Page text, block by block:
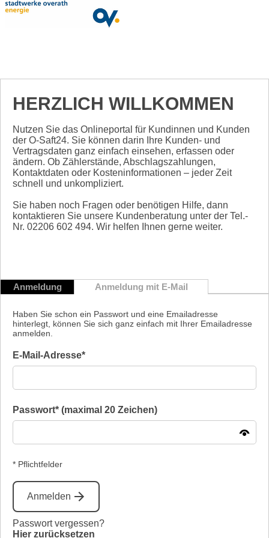
Anmeldung Anmeldung mit E-Mail
Haben Sie schon ein Passwort und eine Emailadresse
hinterlegt, können Sie sich ganz einfach mit Ihrer Emailadresse
anmelden.
E-Mail-Adresse*
Passwort* (maximal 20 Zeichen)
* Pflichtfelder
Anmelden
Passwort vergessen?
Hier zurücksetzen
HERZLICH WILLKOMMEN
Nutzen Sie das Onlineportal für Kundinnen und Kunden
der O-Saft24. Sie können darin Ihre Kunden- und
Vertragsdaten ganz einfach einsehen, erfassen oder
ändern. Ob Zählerstände, Abschlagszahlungen,
Kontaktdaten oder Kosteninformationen – jeder Zeit
schnell und unkompliziert.
Sie haben noch Fragen oder benötigen Hilfe, dann
kontaktieren Sie unsere Kundenberatung unter der Tel.-
Nr. 02206 602 494. Wir helfen Ihnen gerne weiter.